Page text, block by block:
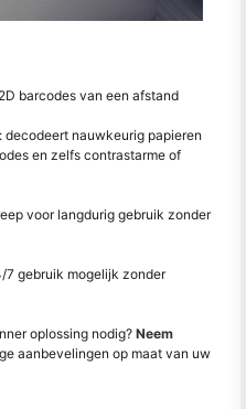
barcodes van een afstand
decodeert nauwkeurig papieren
en zelfs contrastarme of
voor langdurig gebruik zonder
7 gebruik mogelijk zonder
oplossing nodig? Neem
aanbevelingen op maat van uw